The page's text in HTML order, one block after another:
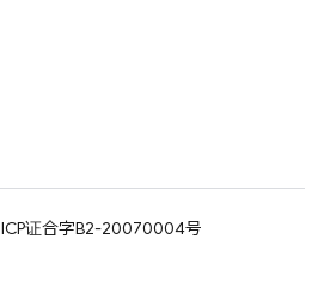
ICP证合字B2-20070004号